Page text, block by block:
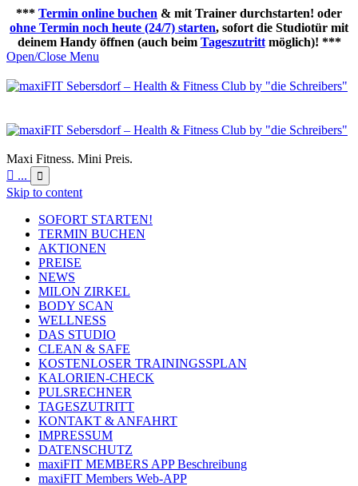
*** Termin online buchen & mit Trainer durchstarten! oder
ohne Termin noch heute (24/7) starten, sofort die Studiotür mit
deinem Handy öffnen (auch beim Tageszutrittmöglich)! ***
Open/Close Menu
Maxi Fitness. Mini Preis.
 ... 
Skip to content
SOFORT STARTEN!
TERMIN BUCHEN
AKTIONEN
PREISE
NEWS
MILON ZIRKEL
BODY SCAN
WELLNESS
DAS STUDIO
CLEAN & SAFE
KOSTENLOSER TRAININGSSPLAN
KALORIEN-CHECK
PULSRECHNER
TAGESZUTRITT
KONTAKT & ANFAHRT
IMPRESSUM
DATENSCHUTZ
maxiFIT MEMBERS APP Beschreibung
maxiFIT Members Web-APP